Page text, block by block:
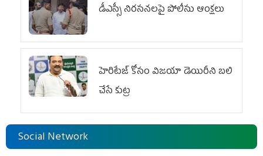
డీఎస్సీ నిరసనలపై పోలీసు ఆంక్షలు
హెరిటేజ్ కోసం విజయా డెయిరీని బలి
చేసే కుట్ర‌
Social Network